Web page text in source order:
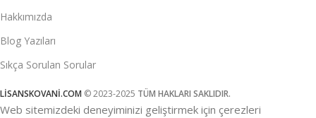
Hakkımızda
Blog Yazıları
Sıkça Sorulan Sorular
LİSANSKOVANİ.COM © 2023-2025 TÜM HAKLARI SAKLIDIR.
Web sitemizdeki deneyiminizi geliştirmek için çerezleri